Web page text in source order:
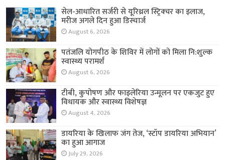
सेल-आधारित सर्जरी से यूरिथ्रल स्ट्रिक्चर का इलाज,
मरीज अगले दिन हुआ डिस्चार्ज
August 6, 2026
पतंजलि योगपीठ के शिविर में लोगों को मिला नि:शुल्क
स्वास्थ्य परामर्श
August 6, 2026
टीबी, कुपोषण और फाइलेरिया उन्मूलन पर एकजुट हुए
विधायक और स्वास्थ्य विशेषज्ञ
August 4, 2026
डायरिया के खिलाफ जंग तेज, ‘स्टॉप डायरिया अभियान’
का हुआ आगाज
July 29, 2026